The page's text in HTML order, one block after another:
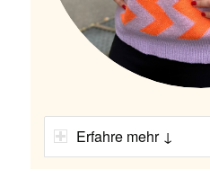
Erfahre mehr ↓